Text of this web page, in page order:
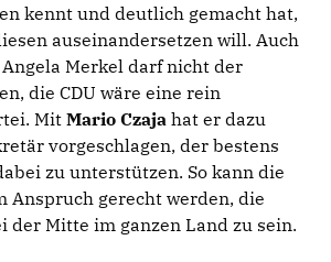
kennt und deutlich gemacht hat,
auseinandersetzen will. Auch
Merkel darf nicht der
die CDU wäre eine rein
Mit Mario Czaja hat er dazu
vorgeschlagen, der bestens
zu unterstützen. So kann die
Anspruch gerecht werden, die
der Mitte im ganzen Land zu sein.